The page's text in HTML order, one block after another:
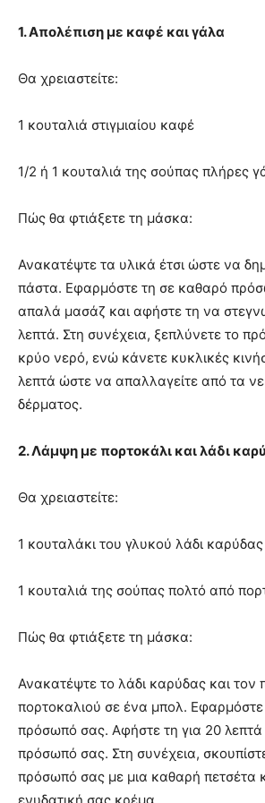
1. Απολέπιση με καφέ και γάλα
Θα χρειαστείτε:
1 κουταλιά στιγμιαίου καφέ
1/2 ή 1 κουταλιά της σούπας πλήρες
Πώς θα φτιάξετε τη μάσκα:
Ανακατέψτε τα υλικά έτσι ώστε να
πάστα. Εφαρμόστε τη σε καθαρό
απαλά μασάζ και αφήστε τη να
λεπτά. Στη συνέχεια, ξεπλύνετε το
κρύο νερό, ενώ κάνετε κυκλικές
λεπτά ώστε να απαλλαγείτε από τα
δέρματος.
2. Λάμψη με πορτοκάλι και λάδι
Θα χρειαστείτε:
1 κουταλάκι του γλυκού λάδι καρύδας
1 κουταλιά της σούπας πολτό από
Πώς θα φτιάξετε τη μάσκα:
Ανακατέψτε το λάδι καρύδας και τον
πορτοκαλιού σε ένα μπολ.
πρόσωπό σας. Αφήστε τη για 20 λεπτά
πρόσωπό σας. Στη συνέχεια,
πρόσωπό σας με μια καθαρή πετσέτα